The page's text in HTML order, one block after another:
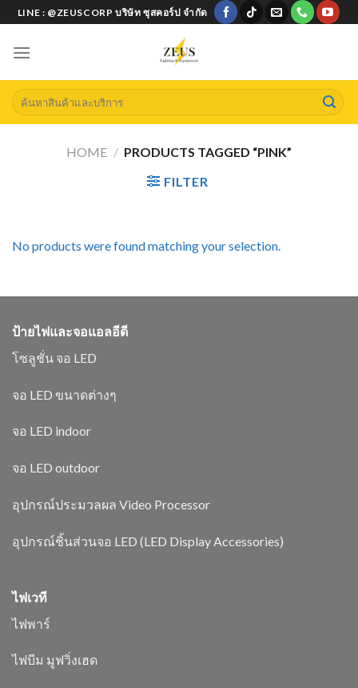
Skip
to
content
LINE : @ZEUSCORP บริษัท ซุสคอร์ป จำกัด
Search
for:
HOME / PRODUCTS TAGGED “PINK”
FILTER
No products were found matching your selection.
ป้ายไฟและจอแอลอีดี
โซลูชั่น จอ LED
จอ LED ขนาดต่างๆ
จอ LED indoor
จอ LED outdoor
อุปกรณ์ประมวลผล Video Processor
อุปกรณ์ชิ้นส่วนจอ LED (LED Display Accessories)
ไฟเวที
ไฟพาร์
ไฟบีม มูฟวิ่งเฮด